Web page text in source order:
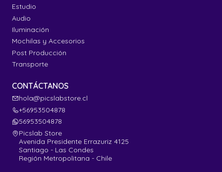
Estudio
Audio
Iluminación
Mochilas y Accesorios
Post Producción
Transporte
CONTÁCTANOS
hola@picslabstore.cl
+56953504878
56953504878
Picslab Store
Avenida Presidente Errazuriz 4125
Santiago - Las Condes
Región Metropolitana - Chile